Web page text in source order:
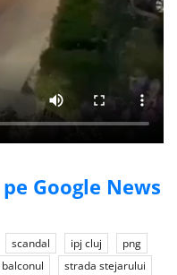
Google News
scandal ipj cluj
png
balconul
strada stejarului